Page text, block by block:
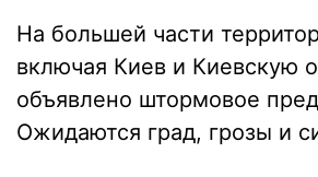
На большей части
включая Киев и Киевскую
объявлено штормовое
Ожидаются град, грозы и